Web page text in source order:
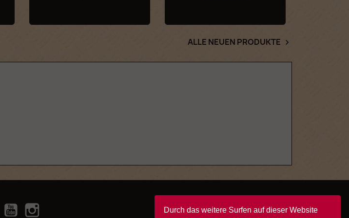
Durch das weitere Surfen auf dieser Website
ALLE NEUEN PRODUKTE 
FacebookYouTube